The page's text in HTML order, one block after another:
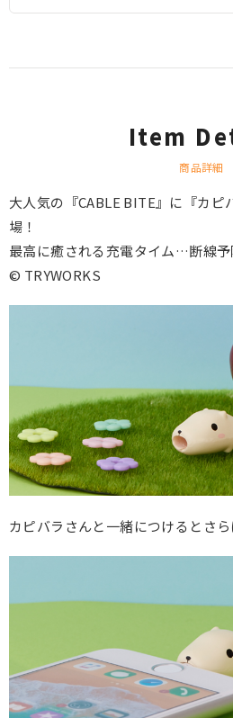
Item
商品詳細
大人気の『CABLE BITE』に『カピ
場！
最高に癒される充電タイム…断線予
© TRYWORKS
カピバラさんと一緒につけるとさ